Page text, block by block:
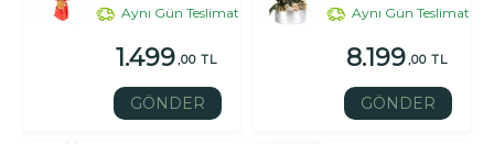
Aynı Gün Teslimat
1.499,00 TL
GÖNDER
Aynı Gün Teslimat
8.199,00 TL
GÖNDER